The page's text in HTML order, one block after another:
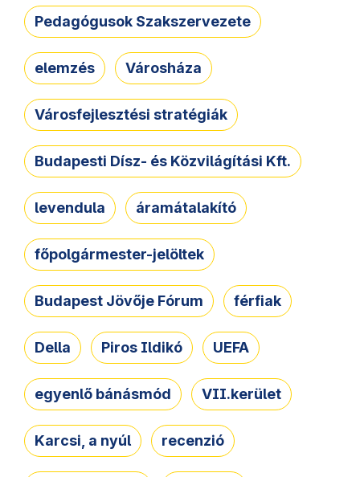
Pedagógusok Szakszervezete
elemzés Városháza
Városfejlesztési stratégiák
Budapesti Dísz- és Közvilágítási Kft.
levendula áramátalakító
főpolgármester-jelöltek
Budapest Jövője Fórum férfiak
Della Piros Ildikó UEFA
egyenlő bánásmód VII.kerület
Karcsi, a nyúl recenzió